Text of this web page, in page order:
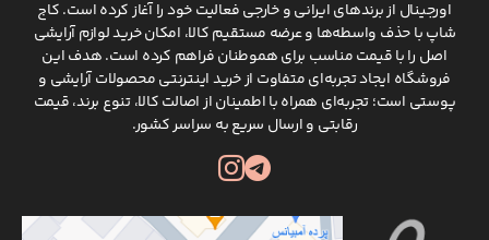
اورجینال از برندهای ایرانی و خارجی فعالیت خود را آغاز کرده است. کاج
شاپ با حذف واسطه‌ها و عرضه مستقیم کالا، امکان خرید لوازم آرایشی
اصل را با قیمت مناسب برای هموطنان فراهم کرده است. هدف این
فروشگاه ایجاد تجربه‌ای متفاوت از خرید اینترنتی محصولات آرایشی و
پوستی است؛ تجربه‌ای همراه با اطمینان از اصالت کالا، تنوع برند، قیمت
رقابتی و ارسال سریع به سراسر کشور.